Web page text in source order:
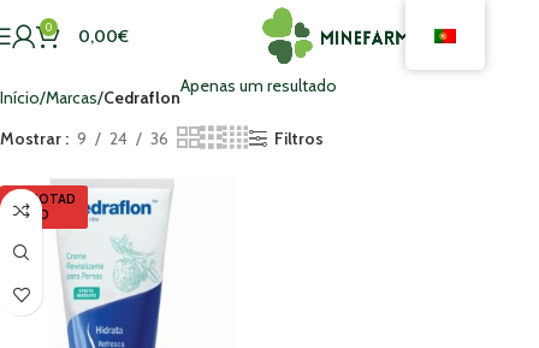
0 0,00€
Início Marcas Cedraflon
Apenas um resultado
Mostrar 9 24 36 Filtros
ESGOTAD
O